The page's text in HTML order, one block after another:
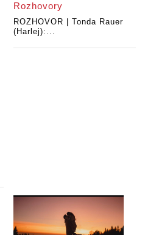
Rozhovory
ROZHOVOR | Tonda Rauer
(Harlej):...